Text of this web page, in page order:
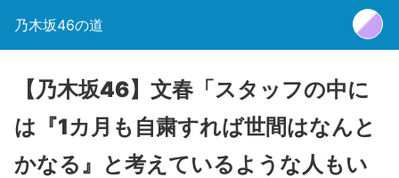
乃木坂46の道
【乃木坂46】文春「スタッフの中に
は『1カ月も自粛すれば世間はなんと
かなる』と考えているような人もい